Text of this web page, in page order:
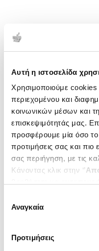
Αυτή η ιστοσελίδα
Χρησιμοποιούμε cookies
περιεχομένου και
κοινωνικών μέσων και
επισκεψιμότητάς μας.
προσφέρουμε μία όσο το
προτιμήσεις σας και πιο
σας περιήγηση, με τις
Κάνοντας κλικ στην ‘’
ενδιαφέρουν και να
συγκατάθεσης
Αναγκαία
Προτιμήσεις